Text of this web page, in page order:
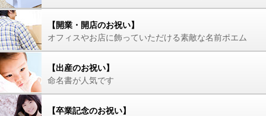
【開業・開店のお祝い】
オフィスやお店に飾っていただける素敵な名前ポエム
【出産のお祝い】
命名書が人気です
【卒業記念のお祝い】